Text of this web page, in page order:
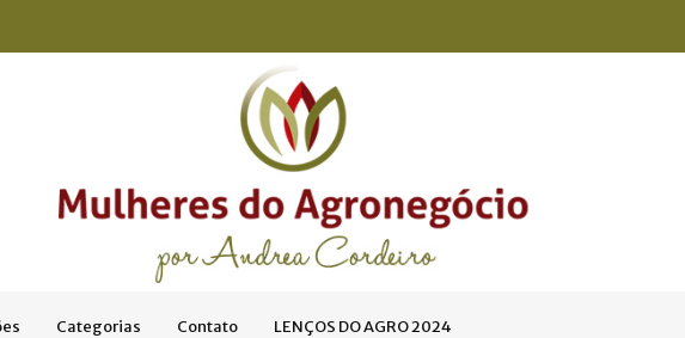
Categorias Contato LENÇOS DO AGRO 2024